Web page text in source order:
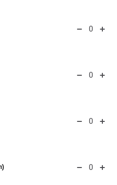
0
0
0
0